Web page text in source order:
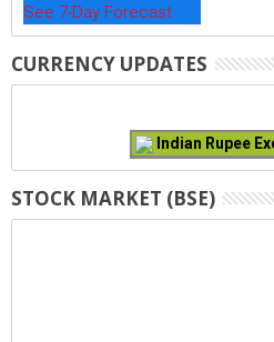
See 7-Day Forecast
CURRENCY UPDATES
Indian Rupee
STOCK MARKET (BSE)